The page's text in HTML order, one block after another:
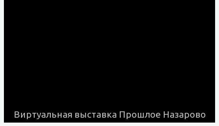
Виртуальная выставка Прошлое Назарово